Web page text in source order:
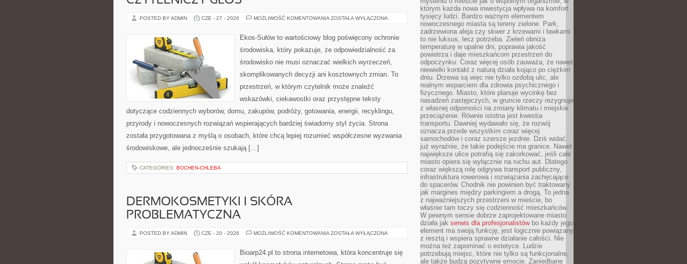
POSTED BY ADMIN CZE - 27 - 2026 MOŻLIWOŚĆ KOMENTOWANIA CZYTELNICZY
ZOSTAŁA WYŁĄCZONA
Ekos-Sułów to wartościowy blog poświęcony ochronie
środowiska, który pokazuje, że odpowiedzialność za
środowisko nie musi oznaczać wielkich wyrzeczeń,
skomplikowanych decyzji ani kosztownych zmian. To
przestrzeń, w którym czytelnik może znaleźć
wskazówki, ciekawostki oraz przystępne teksty
dotyczące codziennych wyborów, domu, zakupów, podróży, gotowania, energii, recyklingu,
przyrody i nowoczesnych rozwiązań wspierających bardziej świadomy styl życia. Strona
została przygotowana z myślą o osobach, które chcą lepiej rozumieć współczesne wyzwania
środowiskowe, ale jednocześnie szukają […]
CATEGORIES: BOCHEN-CHLEBA
DERMOKOSMETYKI I SKÓRA
PROBLEMATYCZNA
POSTED BY ADMIN CZE - 20 - 2026 MOŻLIWOŚĆ KOMENTOWANIA DERMOKOSMETYKI
PROBLEMATYCZNA
ZOSTAŁA WYŁĄCZONA
Bioarp24.pl to strona internetowa, która koncentruje się
którym każda nowa inwestycja wpływa na komfort
tysięcy ludzi. Bardzo ważnym elementem
nowoczesnego miasta są tereny zielone. Park,
zadrzewiona aleja czy skwer z krzewami i ławkami
to nie luksus, lecz potrzeba. Zieleń obniża
temperaturę w upalne dni, poprawia jakość
powietrza i daje mieszkańcom przestrzeń do
odpoczynku. Coraz więcej osób zauważa, że nawet
niewielki kontakt z naturą działa kojąco po ciężkim
dniu. Drzewa są więc nie tylko ozdobą ulic, ale
realnym wsparciem dla zdrowia psychicznego i
fizycznego. Miasto, które planuje wycinkę bez
nasadzeń zastępczych, w gruncie rzeczy rezygnuje
z własnej odporności na zmiany klimatu i miejskie
przeciążenie. Równie istotna jest kwestia
transportu. Dawniej wydawało się, że rozwój
oznacza przede wszystkim coraz więcej
samochodów i coraz szersze jezdnie. Dziś widać
już wyraźnie, że takie podejście ma granice. Nawet
największe ulice potrafią się zakorkować, jeśli całe
miasto opiera się wyłącznie na ruchu aut. Dlatego
coraz większą rolę odgrywa transport publiczny,
infrastruktura rowerowa i rozwiązania zachęcające
do spacerów. Chodnik nie powinien być traktowany
jak margines między parkingiem a drogą. To jedna
z najważniejszych przestrzeni w mieście, bo
właśnie tam toczy się codzienność mieszkańców.
W pewnym sensie dobrze zaprojektowane miasto
działa jak serwis dla profesjonalistówbo każdy jego
element ma swoją funkcję, jest logicznie powiązany
z resztą i wspiera sprawne działanie całości. Nie
można też zapominać o estetyce. Ludzie
potrzebują miejsc, które nie tylko są funkcjonalne,
ale także budzą pozytywne emocje. Zaniedbane